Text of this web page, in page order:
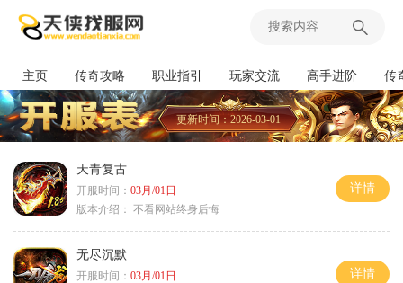
主页 传奇攻略 职业指引 玩家交流 高手进阶 传
更新时间：2026-03-01
天青复古
开服时间： 03月/01日
版本介绍： 不看网站终身后悔
详情
无尽沉默
开服时间： 03月/01日
详情